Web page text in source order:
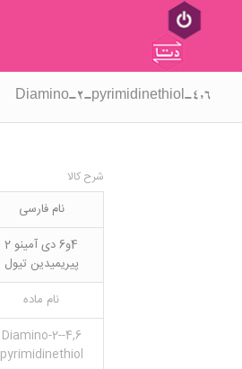
۴,۶-Diamino-2-pyrimidinethiol
شرح کالا
نام فارسی
4و6 دی آمینو 2
پیریمیدین تیول
نام ماده
4,6-Diamino-2-
pyrimidinethiol